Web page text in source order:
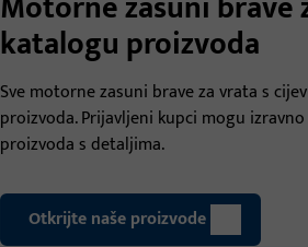
katalogu proizvoda
Sve motorne zasuni brave za vrata s
proizvoda. Prijavljeni kupci mogu
proizvoda s detaljima.
Otkrijte naše proizvode